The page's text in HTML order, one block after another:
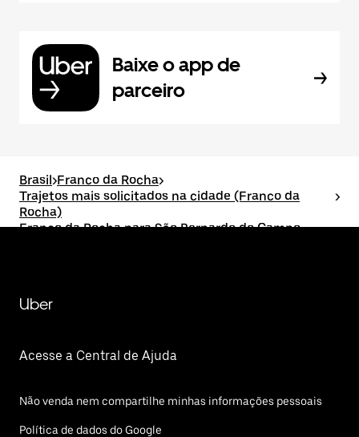
Baixe o app de
parceiro
Brasil>Franco da Rocha>
Trajetos mais solicitados na cidade (Franco da
Rocha)
>
Franco da Rocha para São Bernardo do Campo
Uber
Acesse a Central de Ajuda
Não venda nem compartilhe minhas informações pessoais
Política de dados do Google